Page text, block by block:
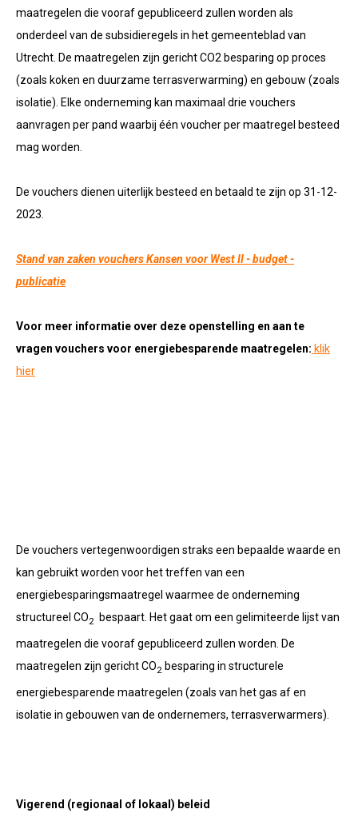
maatregelen die vooraf gepubliceerd zullen worden als
onderdeel van de subsidieregels in het gemeenteblad van
Utrecht. De maatregelen zijn gericht CO2 besparing op proces
(zoals koken en duurzame terrasverwarming) en gebouw (zoals
isolatie). Elke onderneming kan maximaal drie vouchers
aanvragen per pand waarbij één voucher per maatregel besteed
mag worden.
De vouchers dienen uiterlijk besteed en betaald te zijn op 31-12-
2023.
Stand van zaken vouchers Kansen voor West II - budget -
publicatie
Voor meer informatie over deze openstelling en aan te
vragen vouchers voor energiebesparende maatregelen: klik
hier
De vouchers vertegenwoordigen straks een bepaalde waarde en
kan gebruikt worden voor het treffen van een
energiebesparingsmaatregel waarmee de onderneming
structureel CO2 bespaart. Het gaat om een gelimiteerde lijst van
maatregelen die vooraf gepubliceerd zullen worden. De
maatregelen zijn gericht CO2 besparing in structurele
energiebesparende maatregelen (zoals van het gas af en
isolatie in gebouwen van de ondernemers, terrasverwarmers).
Vigerend (regionaal of lokaal) beleid